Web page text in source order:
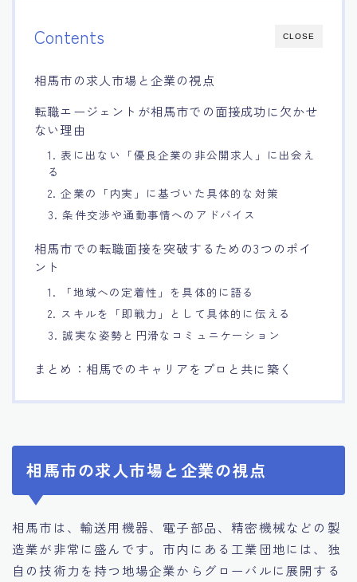
CLOSE
Contents
相馬市の求人市場と企業の視点
転職エージェントが相馬市での面接成功に欠かせ
ない理由
1. 表に出ない「優良企業の非公開求人」に出会え
る
2. 企業の「内実」に基づいた具体的な対策
3. 条件交渉や通勤事情へのアドバイス
相馬市での転職面接を突破するための3つのポイ
ント
1. 「地域への定着性」を具体的に語る
2. スキルを「即戦力」として具体的に伝える
3. 誠実な姿勢と円滑なコミュニケーション
まとめ：相馬でのキャリアをプロと共に築く
相馬市の求人市場と企業の視点
相馬市は、輸送用機器、電子部品、精密機械などの製
造業が非常に盛んです。市内にある工業団地には、独
自の技術力を持つ地場企業からグローバルに展開する